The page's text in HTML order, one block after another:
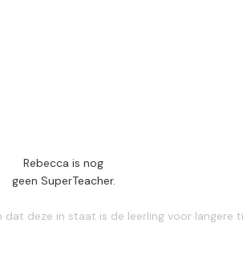
Rebecca is nog
geen SuperTeacher.
deze in staat is de leerling voor langere